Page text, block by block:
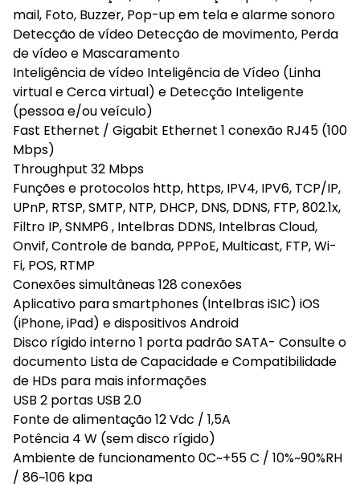
mail, Foto, Buzzer, Pop-up em tela e alarme sonoro
Detecção de vídeo Detecção de movimento, Perda
de vídeo e Mascaramento
Inteligência de vídeo Inteligência de Vídeo (Linha
virtual e Cerca virtual) e Detecção Inteligente
(pessoa e/ou veículo)
Fast Ethernet / Gigabit Ethernet 1 conexão RJ45 (100
Mbps)
Throughput 32 Mbps
Funções e protocolos http, https, IPV4, IPV6, TCP/IP,
UPnP, RTSP, SMTP, NTP, DHCP, DNS, DDNS, FTP, 802.1x,
Filtro IP, SNMP6 , Intelbras DDNS, Intelbras Cloud,
Onvif, Controle de banda, PPPoE, Multicast, FTP, Wi-
Fi, POS, RTMP
Conexões simultâneas 128 conexões
Aplicativo para smartphones (Intelbras iSIC) iOS
(iPhone, iPad) e dispositivos Android
Disco rígido interno 1 porta padrão SATA- Consulte o
documento Lista de Capacidade e Compatibilidade
de HDs para mais informações
USB 2 portas USB 2.0
Fonte de alimentação 12 Vdc / 1,5A
Potência 4 W (sem disco rígido)
Ambiente de funcionamento 0C~+55 C / 10%~90%RH
/ 86~106 kpa